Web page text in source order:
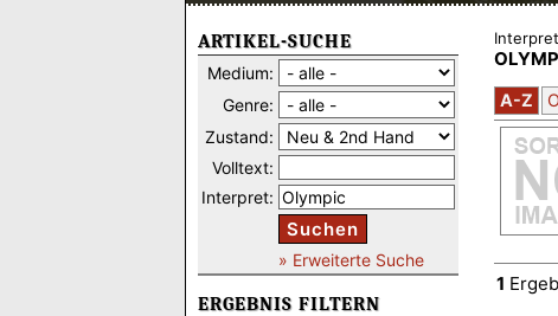
ARTIKEL-SUCHE
Medium:
Genre:
Zustand:
Volltext:
Interpret:
Suchen
» Erweiterte Suche
ERGEBNIS FILTERN
A-Z
1